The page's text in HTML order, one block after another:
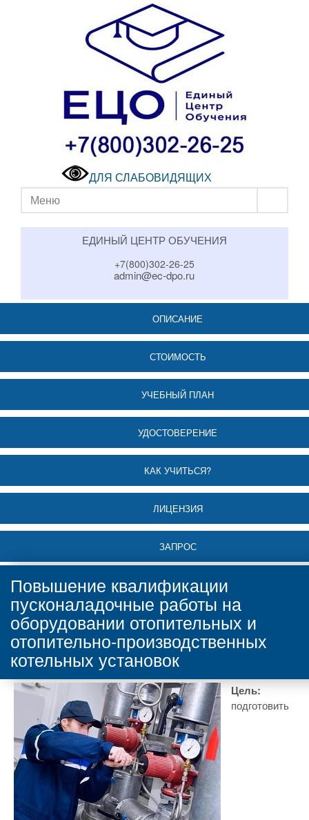
ДЛЯ СЛАБОВИДЯЩИХ
Меню
ЕДИНЫЙ ЦЕНТР ОБУЧЕНИЯ
+7(800)302-26-25
admin@ec-dpo.ru
ОПИСАНИЕ
СТОИМОСТЬ
УЧЕБНЫЙ ПЛАН
УДОСТОВЕРЕНИЕ
КАК УЧИТЬСЯ?
ЛИЦЕНЗИЯ
ЗАПРОС
Повышение квалификации
пусконаладочные работы на
оборудовании отопительных и
отопительно-производственных
котельных установок
Цель:
подготовить